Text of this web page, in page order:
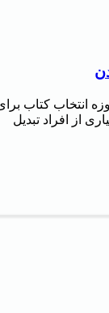
انتخاب کتاب
از افراد تبدیل